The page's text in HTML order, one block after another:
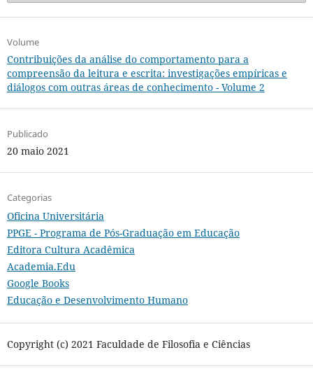
Volume
Contribuições da análise do comportamento para a
compreensão da leitura e escrita: investigações empíricas e
diálogos com outras áreas de conhecimento - Volume 2
Publicado
20 maio 2021
Categorias
Oficina Universitária
PPGE - Programa de Pós-Graduação em Educação
Editora Cultura Acadêmica
Academia.Edu
Google Books
Educação e Desenvolvimento Humano
Copyright (c) 2021 Faculdade de Filosofia e Ciências